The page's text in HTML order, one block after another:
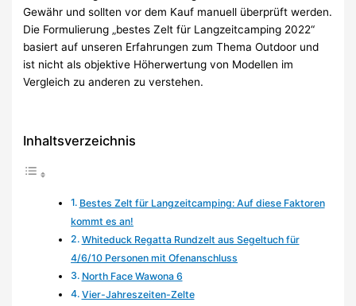
Gewähr und sollten vor dem Kauf manuell überprüft werden.
Die Formulierung „bestes Zelt für Langzeitcamping 2022“
basiert auf unseren Erfahrungen zum Thema Outdoor und
ist nicht als objektive Höherwertung von Modellen im
Vergleich zu anderen zu verstehen.
Inhaltsverzeichnis
Bestes Zelt für Langzeitcamping: Auf diese Faktoren
kommt es an!
Whiteduck Regatta Rundzelt aus Segeltuch für
4/6/10 Personen mit Ofenanschluss
North Face Wawona 6
Vier-Jahreszeiten-Zelte